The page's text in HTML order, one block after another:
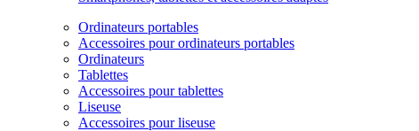
Ordinateurs portables
Accessoires pour ordinateurs portables
Ordinateurs
Tablettes
Accessoires pour tablettes
Liseuse
Accessoires pour liseuse